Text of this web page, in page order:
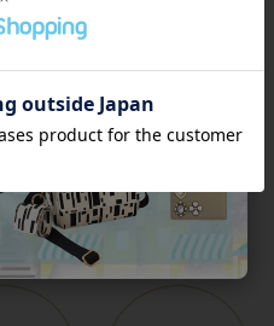
テゴリー